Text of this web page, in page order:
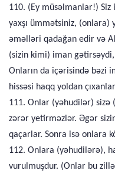
110. (Ey müsəlmanlar!) Siz
yaxşı ümmətsiniz, (onlara)
əməlləri qadağan edir və
(sizin kimi) iman
Onların da içərisində bəzi
hissəsi haqq yoldan
111. Onlar (yəhudilər) sizə
zərər yetirməzlər. Əgər
qaçarlar. Sonra isə onlara
112. Onlara (yəhudilərə),
vurulmuşdur. (Onlar bu